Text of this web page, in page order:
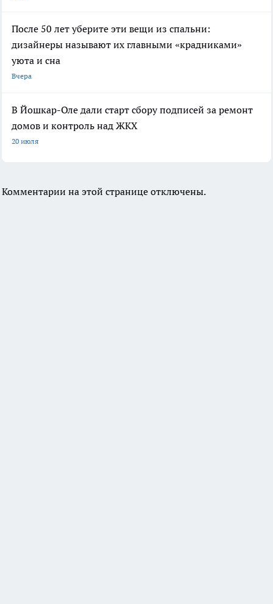
После 50 лет уберите эти вещи из спальни:
дизайнеры называют их главными «крадниками»
уюта и сна
Вчера
В Йошкар-Оле дали старт сбору подписей за ремонт
домов и контроль над ЖКХ
20 июля
Комментарии на этой странице отключены.